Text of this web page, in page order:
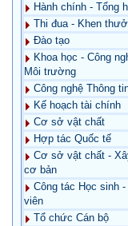
Hành chính - Tổng
Thi đua - Khen
Đào tạo
Khoa học - Công
Môi trường
Công nghệ Thông
Kế hoạch tài chính
Cơ sở vật chất
Hợp tác Quốc tế
Cơ sở vật chất -
cơ bản
Công tác Học sinh -
viên
Tổ chức Cán bộ